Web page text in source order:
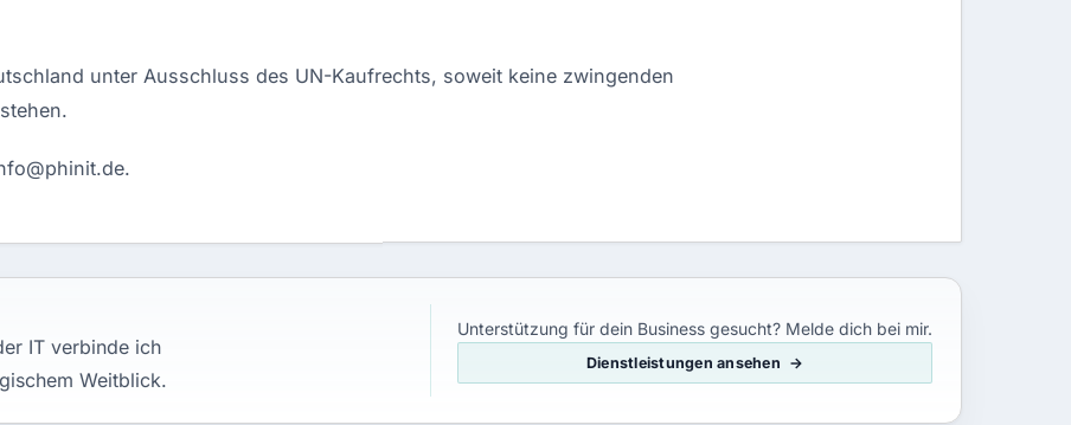
unter Ausschluss des UN-Kaufrechts, soweit keine zwingenden
.
IT verbinde ich
Weitblick.
Unterstützung für dein Business gesucht? Melde dich bei mir.
Dienstleistungen ansehen